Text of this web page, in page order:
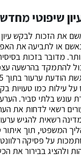
שיפוטי מחדש
את הזכות לבקש
או לתביעה את
מדובר בזכות
להתמקד בהרשעה
עילות כמו טעויות
עונש בלתי סביר.
רשאי לדחות את
רשאית להגיש
המשפטי, תוך איתור
על פסיקה
ולהציג בבירור את